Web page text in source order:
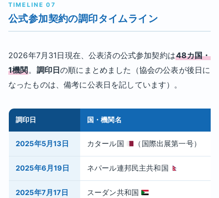
TIMELINE 07
公式参加契約の調印タイムライン
2026年7月31日現在、公表済の公式参加契約は48カ国・
1機関。 調印日の順にまとめました（協会の公表が後日に
なったものは、備考に公表日を記しています）。
調印日 国・機関名
2025年5月13日 カタール国 （国際出展第一号）
2025年6月19日 ネパール連邦民主共和国
2025年7月17日 スーダン共和国